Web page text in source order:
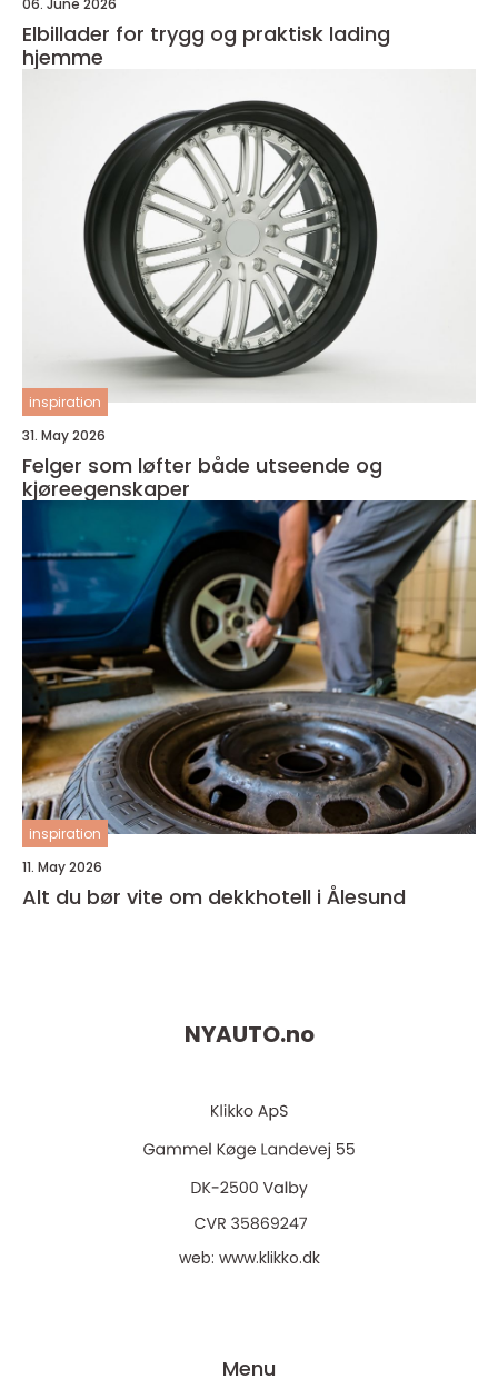
06. June 2026
Elbillader for trygg og praktisk lading
hjemme
inspiration
31. May 2026
Felger som løfter både utseende og
kjøreegenskaper
inspiration
11. May 2026
Alt du bør vite om dekkhotell i Ålesund
NYAUTO.no
web: www.klikko.dk
Menu